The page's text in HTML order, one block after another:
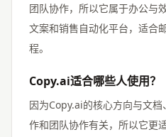
团队协作，所以它属于办公与
文案和销售自动化平台，适合
程。
Copy.ai适合哪些人使用？
因为Copy.ai的核心方向与文
作和团队协作有关，所以它更